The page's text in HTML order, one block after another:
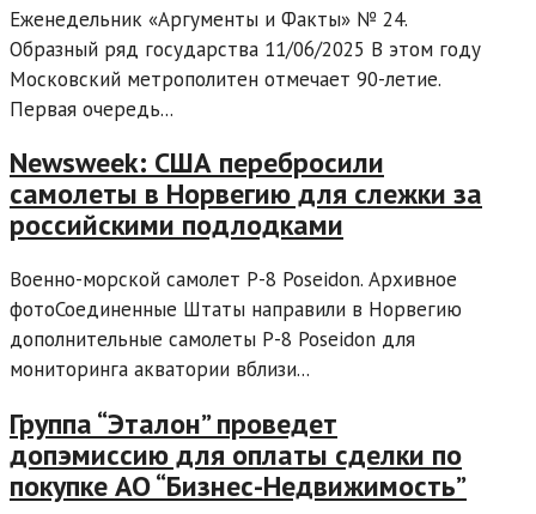
Еженедельник «Аргументы и Факты» № 24.
Образный ряд государства 11/06/2025 В этом году
Москов­ский метрополитен отмечает 90-летие.
Первая очередь...
Newsweek: США перебросили
самолеты в Норвегию для слежки за
российскими подлодками
Военно-морской самолет P-8 Poseidon. Архивное
фотоСоединенные Штаты направили в Норвегию
дополнительные самолеты P-8 Poseidon для
мониторинга акватории вблизи...
Группа “Эталон” проведет
допэмиссию для оплаты сделки по
покупке АО “Бизнес-Недвижимость”